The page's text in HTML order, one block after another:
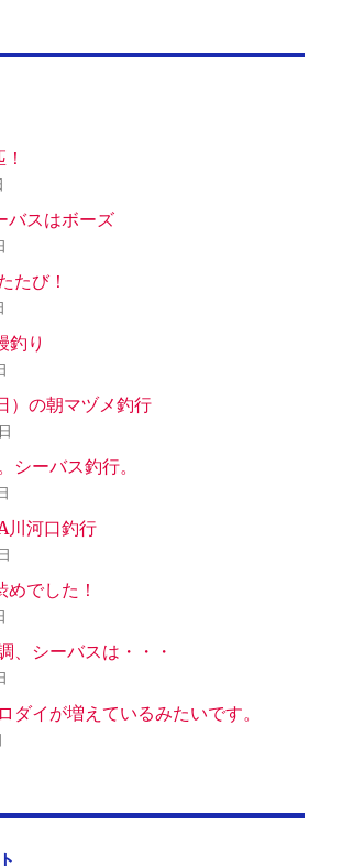
バスはボーズ
たび！
釣り
）の朝マヅメ釣行
シーバス釣行。
川河口釣行
でした！
、シーバスは・・・
ダイが増えているみたいです。